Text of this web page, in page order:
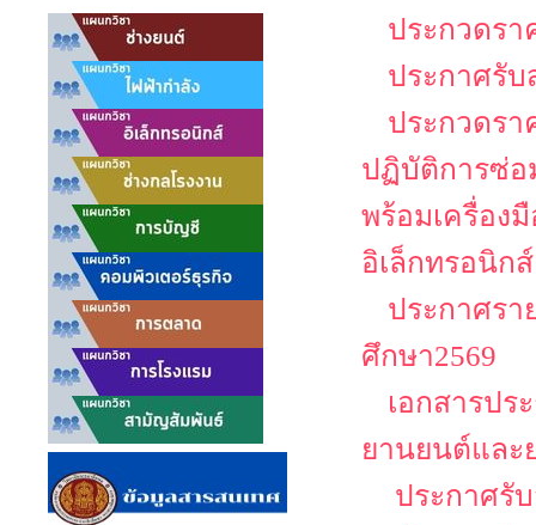
ประกวดร
ประกาศรั
ประกวดร
ปฏิบัติการซ่อ
พร้อมเครื่อง
อิเล็กทรอนิก
ประกาศร
ศึกษา2569
เอกสารป
ยานยนต์และ
ประกาศรั